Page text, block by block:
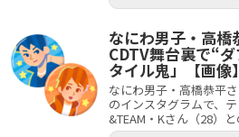
なにわ男子・高橋
CDTV舞台裏で“
タイル鬼」【画像】
なにわ男子・高橋恭平
のインスタグラムで、
&TEAM・Kさん（28）